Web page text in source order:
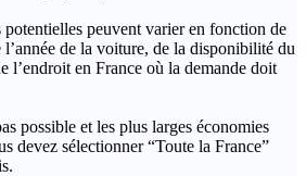
peuvent varier en fonction de
de la voiture, de la disponibilité du
l’endroit en France où la demande doit
possible et les plus larges économies
devez sélectionner “Toute la France”